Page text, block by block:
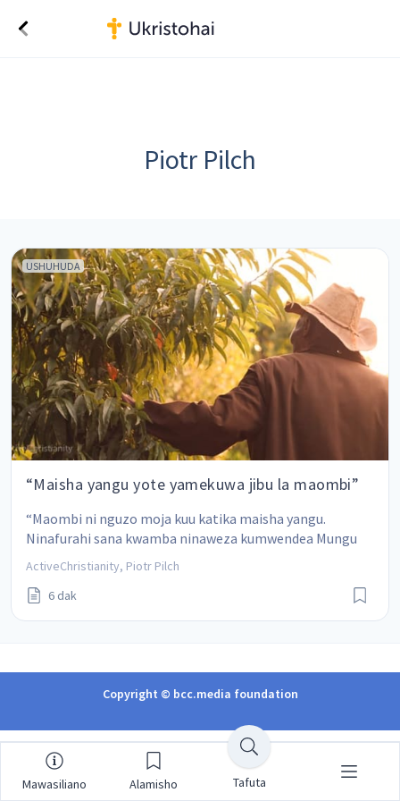
Piotr Pilch
USHUHUDA
“Maisha yangu yote yamekuwa jibu la maombi”
“Maombi ni nguzo moja kuu katika maisha yangu.
Ninafurahi sana kwamba ninaweza kumwendea Mungu
na kupata msaada. Je, niende kwa nani nikiwa na uhitaji?”
ActiveChristianity, Piotr Pilch
6 dak
Copyright © bcc.media foundation
Mawasiliano Alamisho Tafuta